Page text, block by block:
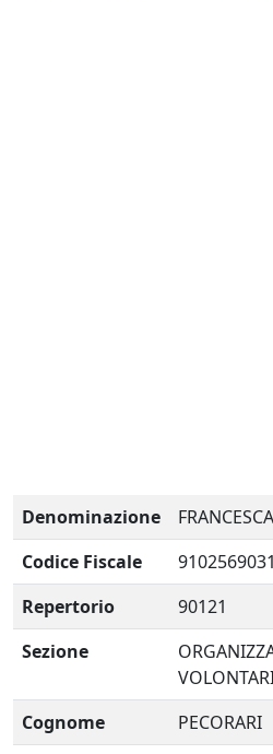
Denominazione
Codice Fiscale
Repertorio
90121
Sezione
Cognome
PECORARI